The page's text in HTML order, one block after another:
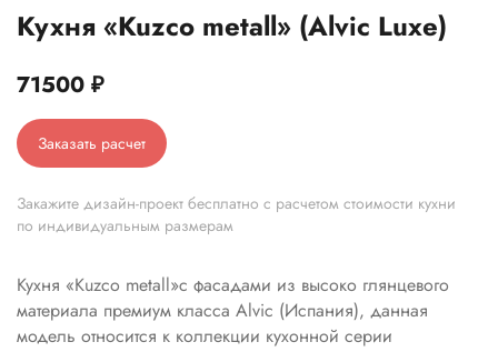
Кухня «Kuzco metall» (Alvic Luxe)
71500 ₽
Заказать расчет
Закажите дизайн-проект бесплатно с расчетом стоимости кухни
по индивидуальным размерам
Кухня «Kuzco metall»с фасадами из высоко глянцевого
материала премиум класса Alvic (Испания), данная
модель относится к коллекции кухонной серии